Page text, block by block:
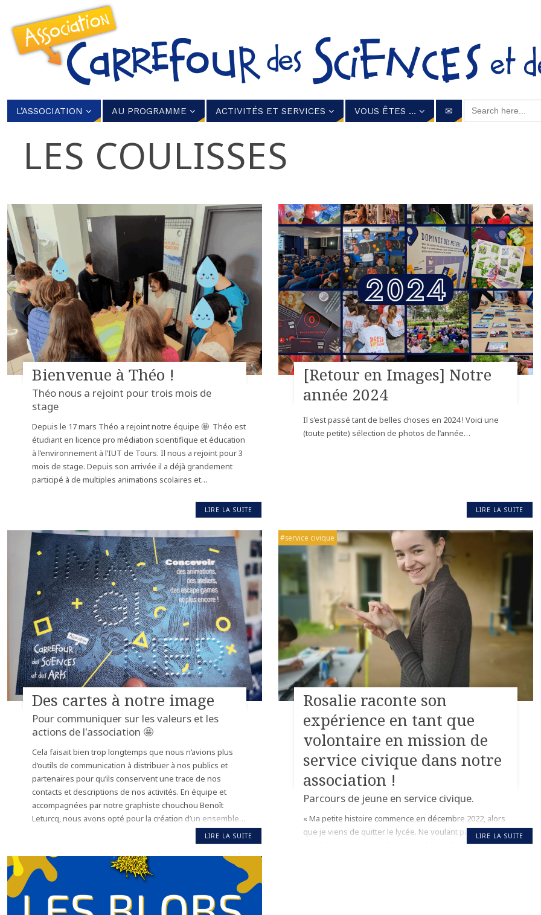
L’ASSOCIATION AU PROGRAMME ACTIVITÉS ET SERVICES VOUS ÊTES … ✉
Search for:
LES COULISSES
Bienvenue à Théo !
Théo nous a rejoint pour trois mois de
stage
Depuis le 17 mars Théo a rejoint notre équipe 🤩 ­ Théo est
étudiant en licence pro médiation scientifique et éducation
à l’environnement à l’IUT de Tours. Il nous a rejoint pour 3
mois de stage. Depuis son arrivée il a déjà grandement
participé à de multiples animations scolaires et…
LIRE LA SUITE
[Retour en Images] Notre
année 2024
Il s’est passé tant de belles choses en 2024 ! Voici une
(toute petite) sélection de photos de l’année…
LIRE LA SUITE
Des cartes à notre image
Pour communiquer sur les valeurs et les
actions de l'association 🤩
Cela faisait bien trop longtemps que nous n’avions plus
d’outils de communication à distribuer à nos publics et
partenaires pour qu’ils conservent une trace de nos
contacts et descriptions de nos activités. En équipe et
accompagnées par notre graphiste chouchou Benoît
Leturcq, nous avons opté pour la création d’un ensemble…
LIRE LA SUITE
service civique
Rosalie raconte son
expérience en tant que
volontaire en mission de
service civique dans notre
association !
Parcours de jeune en service civique.
« Ma petite histoire commence en décembre 2022, alors
que je viens de quitter le lycée. Ne voulant pas rester sans
rien faire, je m’inscris à la mission locale de Cahors pour
LIRE LA SUITE